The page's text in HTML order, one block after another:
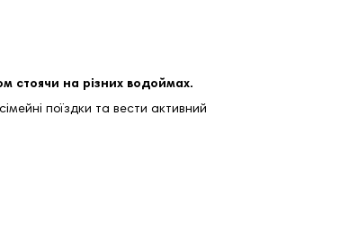
стоячи на різних водоймах.
поїздки та вести активний